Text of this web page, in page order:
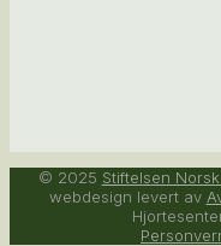
© 2025 Stiftelsen
webdesign levert av